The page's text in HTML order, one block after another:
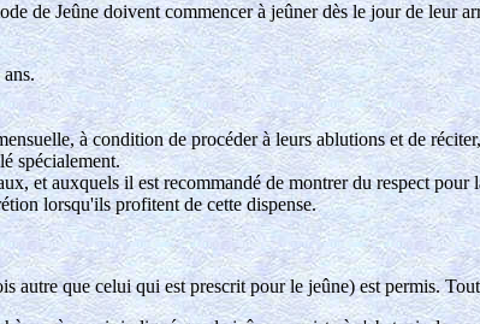
de Jeûne doivent commencer à jeûner dès le jour de leur
à condition de procéder à leurs ablutions et de réciter,
spécialement.
et auxquels il est recommandé de montrer du respect pour
lorsqu'ils profitent de cette dispense.
autre que celui qui est prescrit pour le jeûne) est permis.